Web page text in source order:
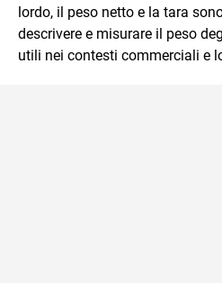
conseguito l'abilitazione a
entrato di ruolo nel 2023
lordo, il peso netto e la tara
descrivere e misurare il peso
utili nei contesti commerciali e